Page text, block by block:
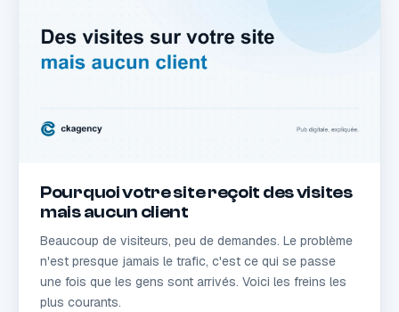
Pourquoi votre site reçoit des visites
mais aucun client
Beaucoup de visiteurs, peu de demandes. Le problème
n'est presque jamais le trafic, c'est ce qui se passe
une fois que les gens sont arrivés. Voici les freins les
plus courants.